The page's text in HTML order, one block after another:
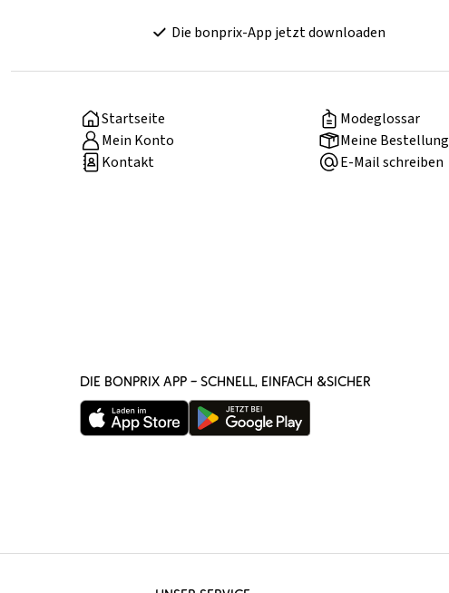
Die bonprix-App jetzt downloaden
Startseite
Modeglossar
Mein Konto
Meine Bestellung
Kontakt
E-Mail schreiben
DIE BONPRIX APP – SCHNELL, EINFACH &SICHER